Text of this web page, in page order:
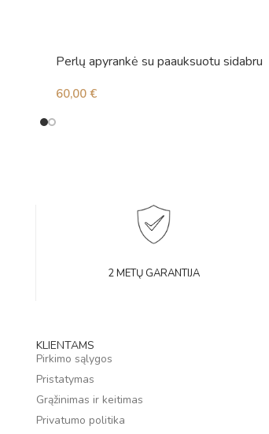
Perlų apyrankė su paauksuotu sidabru
60,00 €
2 METŲ GARANTIJA
KLIENTAMS
Pirkimo sąlygos
Pristatymas
Grąžinimas ir keitimas
Privatumo politika